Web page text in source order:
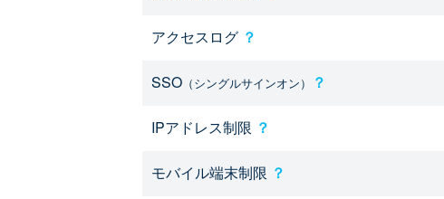
アクセスログ ？
SSO （シングルサインオン） ？
IPアドレス制限 ？
モバイル端末制限 ？